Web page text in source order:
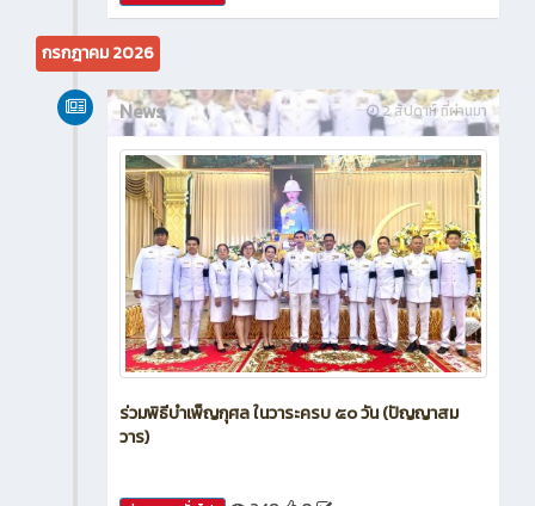
641 0
กรกฎาคม 2026
2 สัปดาห์ ที่ผ่านมา
News
ร่วมพิธีบำเพ็ญกุศล ในวาระครบ ๕๐ วัน (ปัญญาสม